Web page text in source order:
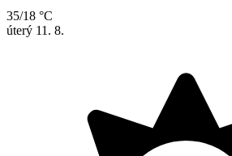
35/18 °C
úterý 11. 8.